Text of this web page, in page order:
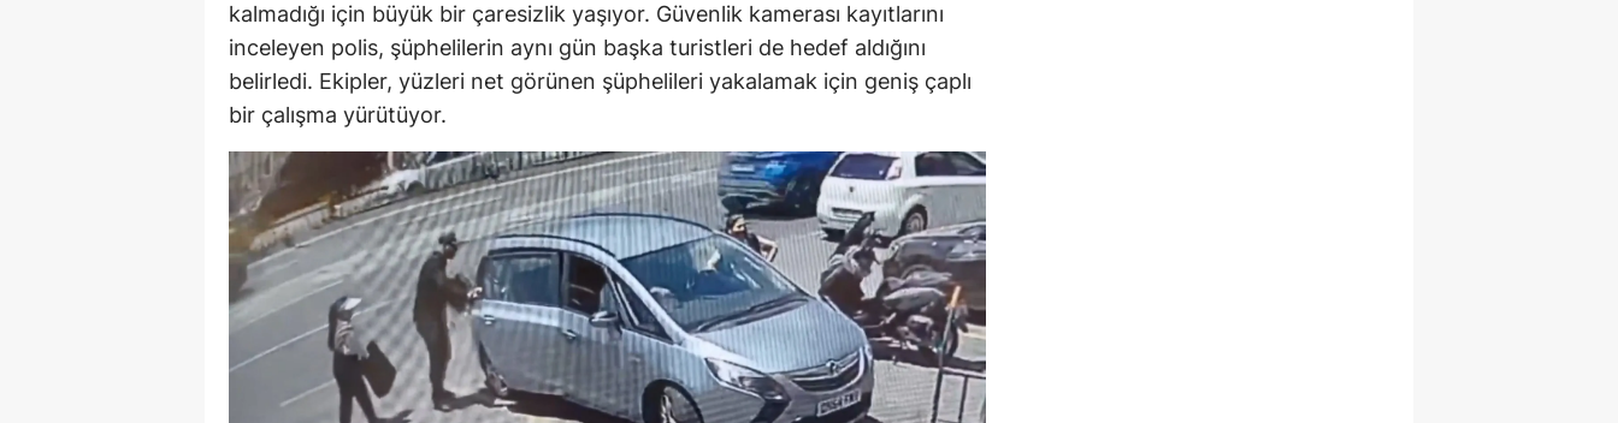
kalmadığı için büyük bir çaresizlik yaşıyor. Güvenlik kamerası kayıtlarını
inceleyen polis, şüphelilerin aynı gün başka turistleri de hedef aldığını
belirledi. Ekipler, yüzleri net görünen şüphelileri yakalamak için geniş çaplı
bir çalışma yürütüyor.